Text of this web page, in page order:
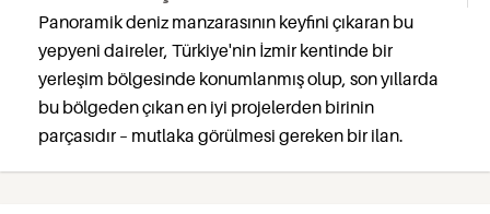
Panoramik deniz manzarasının keyfini çıkaran bu
yepyeni daireler, Türkiye'nin İzmir kentinde bir
yerleşim bölgesinde konumlanmış olup, son yıllarda
bu bölgeden çıkan en iyi projelerden birinin
parçasıdır – mutlaka görülmesi gereken bir ilan.